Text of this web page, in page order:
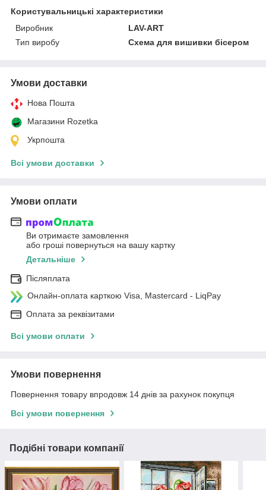
Користувальницькі характеристики
Виробник
LAV-ART
Тип виробу
Схема для вишивки бісером
Умови доставки
Нова Пошта
Магазини Rozetka
Укрпошта
Всі умови доставки
Умови оплати
Ви отримаєте замовлення
або гроші повернуться на вашу картку
Детальніше
Післяплата
Онлайн-оплата карткою Visa, Mastercard - LiqPay
Оплата за реквізитами
Всі умови оплати
Умови повернення
Повернення товару впродовж 14 днів за рахунок покупця
Всі умови повернення
Подібні товари компанії